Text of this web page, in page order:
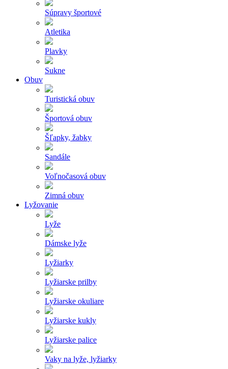
Súpravy športové
Atletika
Plavky
Sukne
Obuv
Turistická obuv
Športová obuv
Šľapky, žabky
Sandále
Voľnočasová obuv
Zimná obuv
Lyžovanie
Lyže
Dámske lyže
Lyžiarky
Lyžiarske prilby
Lyžiarske okuliare
Lyžiarske kukly
Lyžiarske palice
Vaky na lyže, lyžiarky